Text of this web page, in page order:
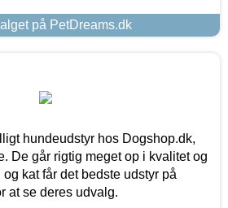
på PetDreams.dk
hundeudstyr hos Dogshop.dk,
De går rigtig meget op i kvalitet og
kat får det bedste udstyr på
at se deres udvalg.